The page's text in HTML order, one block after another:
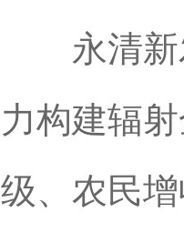
永清新发
力构建辐
级、农民